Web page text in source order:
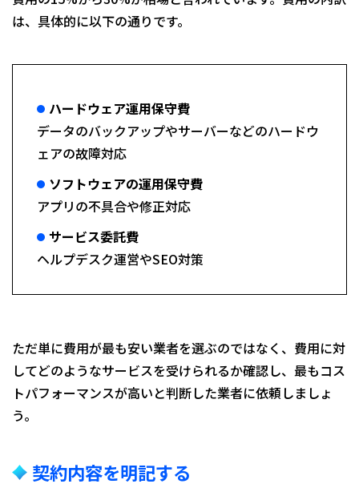
は、具体的に以下の通りです。
ハードウェア運用保守費
データのバックアップやサーバーなどのハードウ
ェアの故障対応
ソフトウェアの運用保守費
アプリの不具合や修正対応
サービス委託費
ヘルプデスク運営やSEO対策
ただ単に費用が最も安い業者を選ぶのではなく、費用に対
してどのようなサービスを受けられるか確認し、最もコス
トパフォーマンスが高いと判断した業者に依頼しましょ
う。
契約内容を明記する